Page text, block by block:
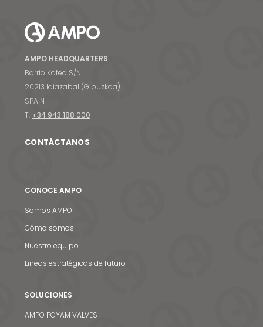
AMPO HEADQUARTERS
Barrio Katea S/N
20213 Idiazabal (Gipuzkoa)
SPAIN
T. +34 943 188 000
CONTÁCTANOS
CONOCE AMPO
Somos AMPO
Cómo somos
Nuestro equipo
Líneas estratégicas de futuro
SOLUCIONES
AMPO POYAM VALVES